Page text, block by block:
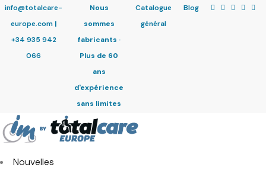
info@totalcare-
europe.com|
+34 935 942
066
Nous
sommes
fabricants ·
Plus de 60
ans
d'expérience
sans limites
Catalogue
général
Blog
Nouvelles